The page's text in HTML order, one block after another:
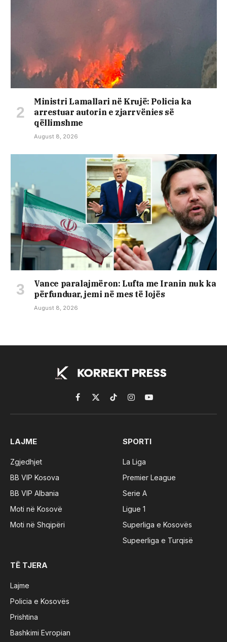
Ministri Lamallari në Krujë: Policia ka
arrestuar autorin e zjarrvënies së
qëllimshme
August 8, 2026
Vance paralajmëron: Lufta me Iranin nuk ka
përfunduar, jemi në mes të lojës
August 8, 2026
Facebook
X
(Twitter)
TikTokInstagramYouTube
LAJME
Zgjedhjet
BB VIP Kosova
BB VIP Albania
Moti në Kosovë
Moti në Shqipëri
SPORTI
La Liga
Premier League
Serie A
Ligue 1
Superliga e Kosovës
Supeerliga e Turqisë
TË TJERA
Lajme
Policia e Kosovës
Prishtina
Bashkimi Evropian